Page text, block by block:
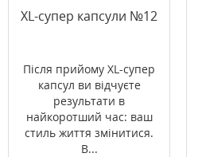
XL-супер капсули №12
Після прийому XL-супер
капсул ви відчуєте
результати в
найкоротший час: ваш
стиль життя змінитися.
В...